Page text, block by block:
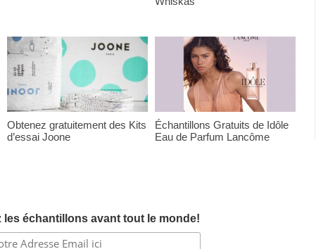
Obtenez gratuitement des Kits
d’essai Joone
Échantillons Gratuits de Idôle
Eau de Parfum Lancôme
les échantillons avant tout le monde!